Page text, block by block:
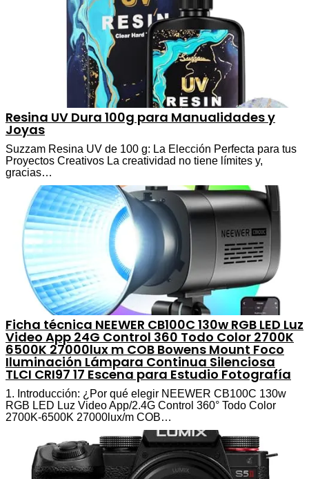
Resina UV Dura 100g para Manualidades y
Joyas
Suzzam Resina UV de 100 g: La Elección Perfecta para tus
Proyectos Creativos La creatividad no tiene límites y,
gracias…
Ficha técnica NEEWER CB100C 130w RGB LED Luz
Video App 24G Control 360 Todo Color 2700K
6500K 27000lux m COB Bowens Mount Foco
Iluminación Lámpara Continua Silenciosa
TLCI CRI97 17 Escena para Estudio Fotografía
1. Introducción: ¿Por qué elegir NEEWER CB100C 130w
RGB LED Luz Video App/2.4G Control 360° Todo Color
2700K-6500K 27000lux/m COB…